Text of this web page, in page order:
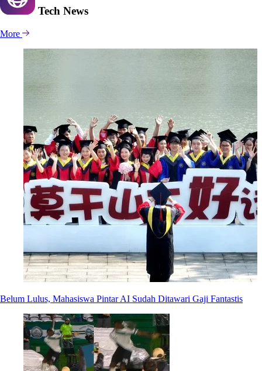
Tech News
More
Belum Lulus, Mahasiswa Pintar AI Sudah Ditawari Gaji Fantastis